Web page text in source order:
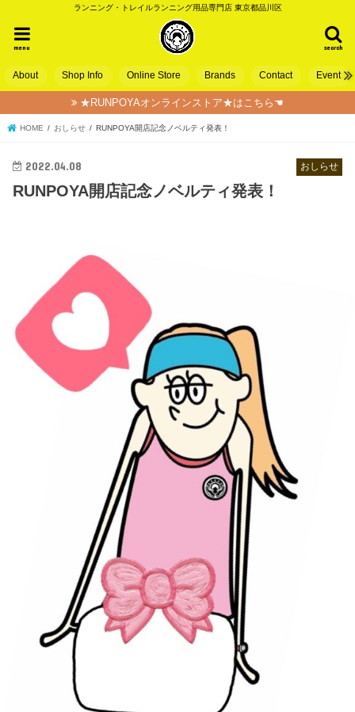
ランニング・トレイルランニング用品専門店 東京都品川区
search
menu
About Shop Info Online Store Brands Contact Event
★RUNPOYAオンラインストア★はこちら☚
HOME おしらせ RUNPOYA開店記念ノベルティ発表！
おしらせ
2022.04.08
RUNPOYA開店記念ノベルティ発表！